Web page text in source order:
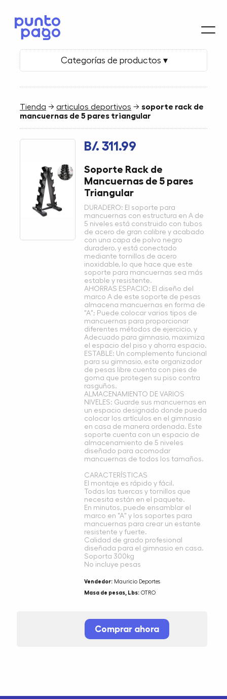
Categorías de productos ▾
Tienda →articulos deportivos → soporte rack de
mancuernas de 5 pares triangular
B/. 311.99
Soporte Rack de
Mancuernas de 5 pares
Triangular
DURADERO: El soporte para
mancuernas con estructura en A de
5 niveles está construido con tubos
de acero de gran calibre y acabado
con una capa de polvo negro
duradero, y está conectado
mediante tornillos de acero
inoxidable, lo que hace que este
soporte para mancuernas sea más
estable y resistente.
AHORRAS ESPACIO: El diseño del
marco A de este soporte de pesas
almacena mancuernas en forma de
"A"; Puede colocar varios tipos de
mancuernas para proporcionar
diferentes métodos de ejercicio, y
Adecuado para gimnasio, maximiza
el espacio del piso y ahorra espacio.
ESTABLE: Un complemento funcional
para su gimnasio, este organizador
de pesas libre cuenta con pies de
goma que protegen su piso contra
rasguños.
ALMACENAMIENTO DE VARIOS
NIVELES: Guarde sus mancuernas en
un espacio designado donde pueda
colocar los artículos en el gimnasio
en casa de manera ordenada. Este
soporte cuenta con un espacio de
almacenamiento de 5 niveles
diseñado para acomodar
mancuernas de todos los tamaños.
CARACTERÍSTICAS
El montaje es rápido y fácil.
Todas las tuercas y tornillos que
necesita están en el paquete.
En minutos, puede ensamblar el
marco en "A" y los soportes para
mancuernas para crear un estante
resistente y fuerte.
Calidad de grado profesional
diseñada para el gimnasio en casa.
Soporta 300kg
No incluye pesas
Vendedor: Mauricio Deportes
Masa de pesas, Lbs: OTRO
Comprar ahora